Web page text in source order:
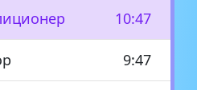
10:47
9:47